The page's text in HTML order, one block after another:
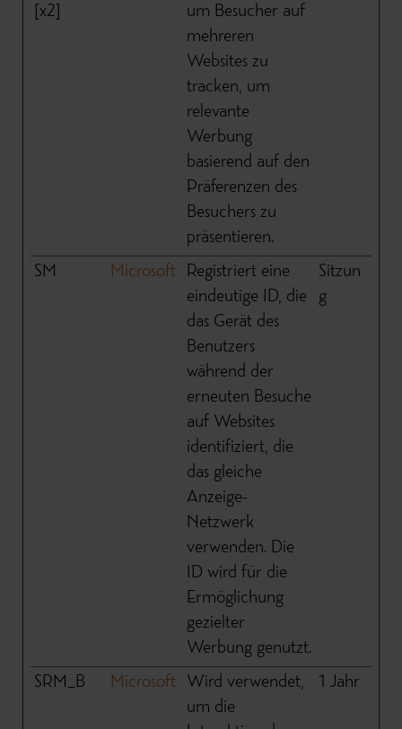
[x2]
um Besucher auf
mehreren
Websites zu
tracken, um
relevante
Werbung
basierend auf den
Präferenzen des
Besuchers zu
präsentieren.
SM Microsoft
Registriert eine
eindeutige ID, die
das Gerät des
Benutzers
während der
erneuten Besuche
auf Websites
identifiziert, die
das gleiche
Anzeige-
Netzwerk
verwenden. Die
ID wird für die
Ermöglichung
gezielter
Werbung genutzt.
Sitzun
g
SRM_B Microsoft
Wird verwendet,
um die
1 Jahr